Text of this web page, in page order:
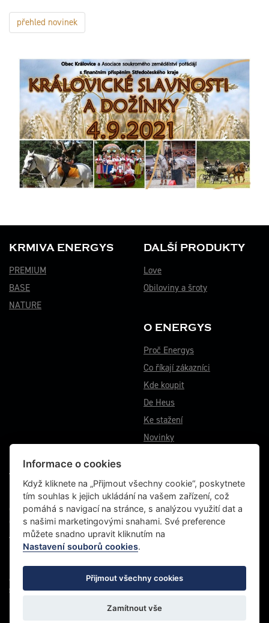
přehled novinek
KRMIVA ENERGYS
PREMIUM
BASE
NATURE
DALŠÍ PRODUKTY
Love
Obiloviny a šroty
O ENERGYS
Proč Energys
Co říkají zákazníci
Kde koupit
De Heus
Ke stažení
Novinky
VÝROBNÍ ZÁVOD BĚSTOVICE
Běstovice 115
Choceň 565 01
Česká republika
Tel.: +420 467 070 764
Fax: +420 465 472 611
© 2022 Energys, všechna práva vyhrazena |Grafické studio VLADO
osobních údajů
Informace o cookies
Když kliknete na „Přijmout všechny cookie“, poskytnete
tím souhlas k jejich ukládání na vašem zařízení, což
pomáhá s navigací na stránce, s analýzou využití dat a
s našimi marketingovými snahami. Své preference
můžete snadno upravit kliknutím na
Nastavení souborů cookies.
Přijmout všechny cookies
Zamítnout vše